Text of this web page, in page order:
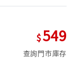
549
查詢門市庫存